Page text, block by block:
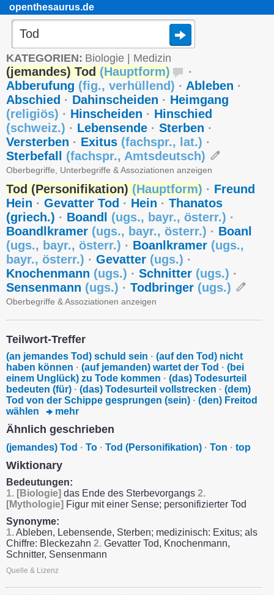
openthesaurus.de
KATEGORIEN: Biologie Medizin
(jemandes) Tod (Hauptform)
·
Abberufung (fig., verhüllend) · Ableben ·
Abschied · Dahinscheiden · Heimgang
(religiös) · Hinscheiden · Hinschied
(schweiz.) · Lebensende · Sterben ·
Versterben · Exitus (fachspr., lat.) ·
Sterbefall (fachspr., Amtsdeutsch)
Oberbegriffe, Unterbegriffe & Assoziationen anzeigen
Tod (Personifikation) (Hauptform) · Freund
Hein · Gevatter Tod · Hein · Thanatos
(griech.) · Boandl (ugs., bayr., österr.) ·
Boandlkramer (ugs., bayr., österr.) · Boanl
(ugs., bayr., österr.) · Boanlkramer (ugs.,
bayr., österr.) · Gevatter (ugs.) ·
Knochenmann (ugs.) · Schnitter (ugs.) ·
Sensenmann (ugs.) · Todbringer (ugs.)
Oberbegriffe & Assoziationen anzeigen
Teilwort-Treffer
(an jemandes Tod) schuld sein · (auf den Tod) nicht
haben können · (auf jemanden) wartet der Tod · (bei
einem Unglück) zu Tode kommen · (das) Todesurteil
bedeuten (für) · (das) Todesurteil vollstrecken · (dem)
Tod von der Schippe gesprungen (sein) · (den) Freitod
wählen
mehr
Ähnlich geschrieben
(jemandes) Tod · To · Tod (Personifikation) · Ton · top
Wiktionary
Bedeutungen:
1. [Biologie] das Ende des Sterbevorgangs 2.
[Mythologie] Figur mit einer Sense; personifizierter Tod
Synonyme:
1.Ableben, Lebensende, Sterben; medizinisch: Exitus; als
Chiffre: Bleckezahn 2. Gevatter Tod, Knochenmann,
Schnitter, Sensenmann
Quelle & Lizenz